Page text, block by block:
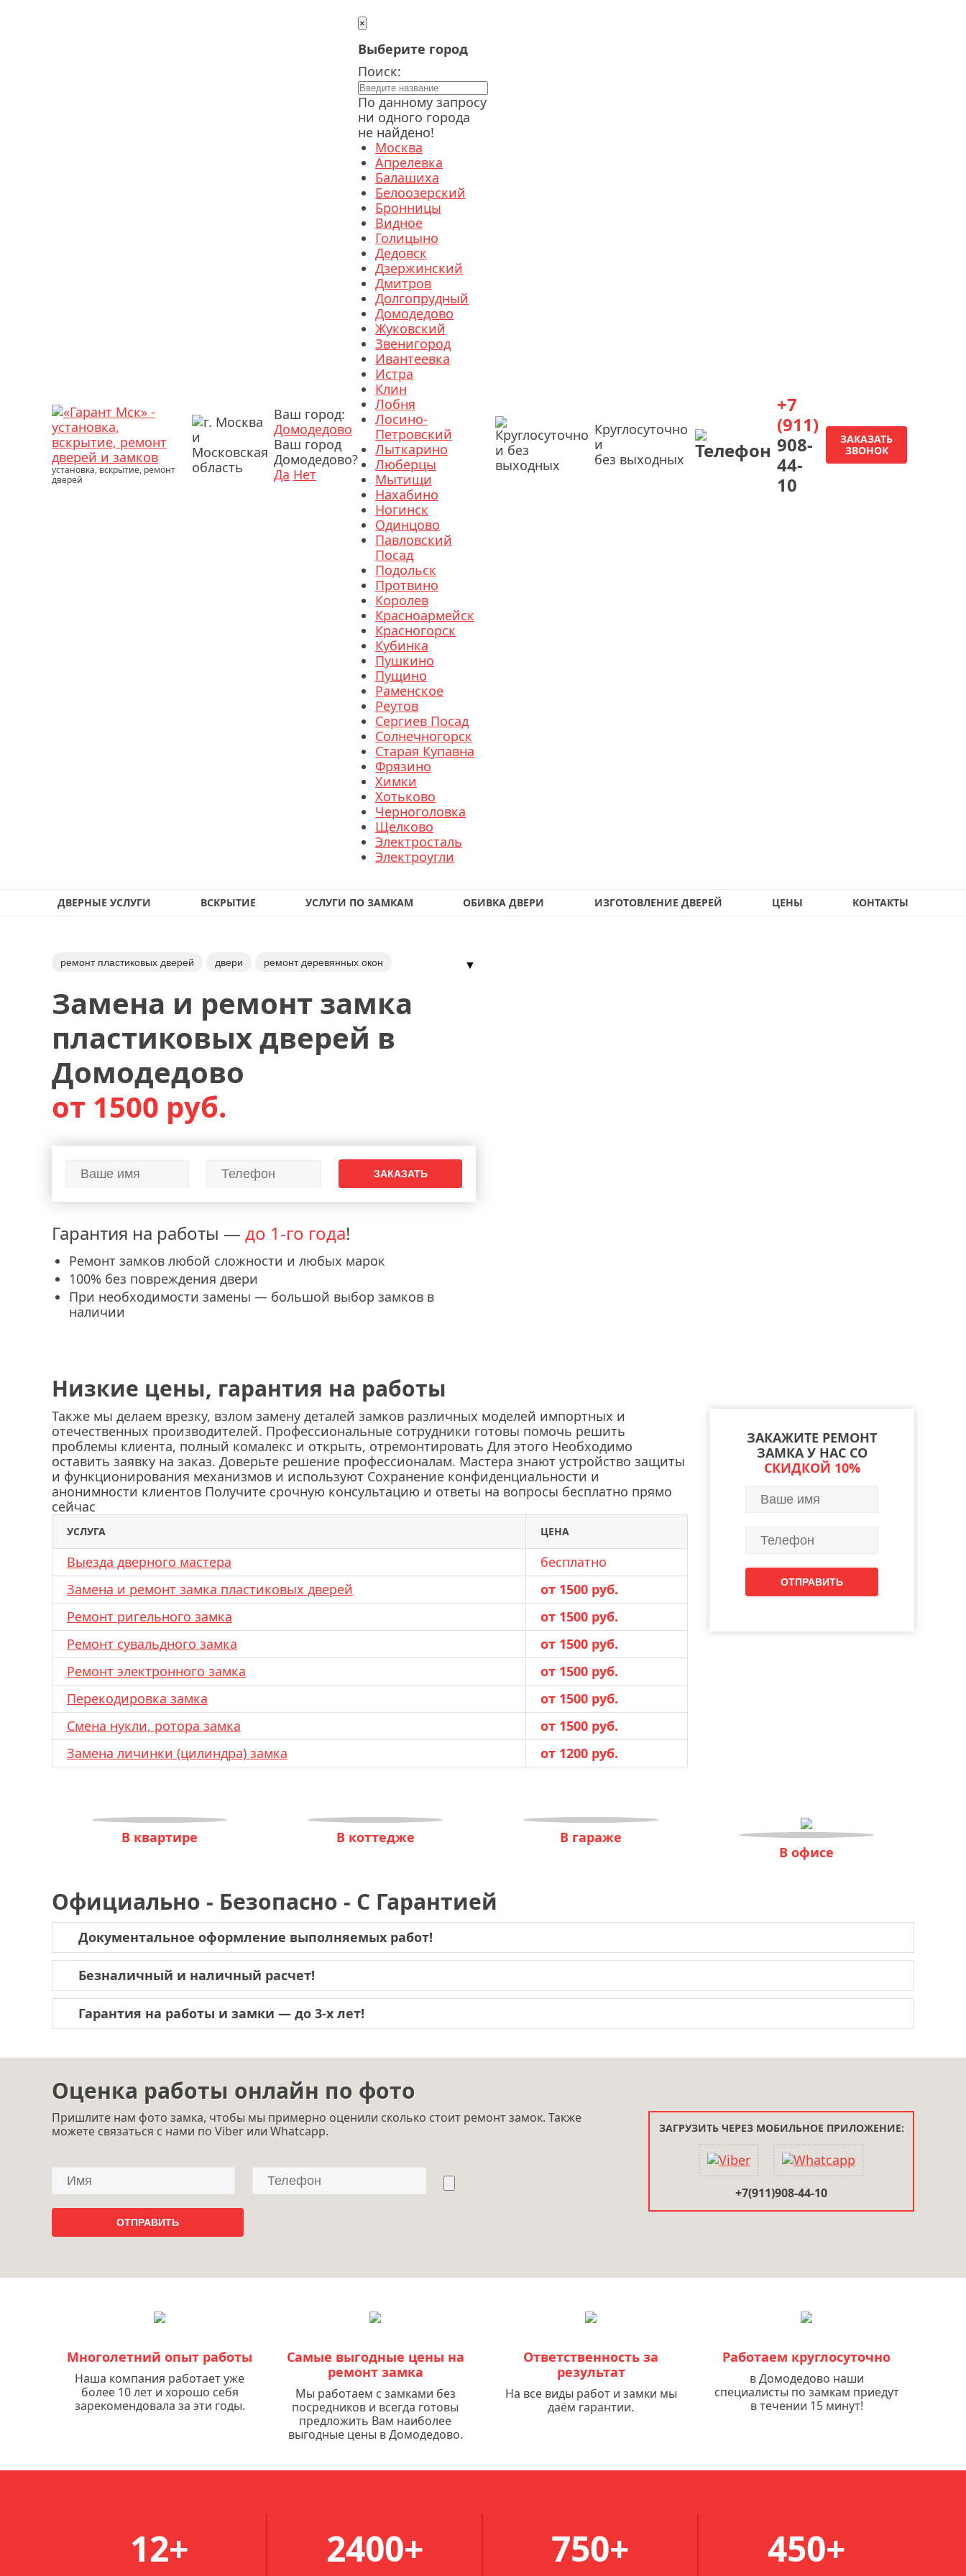
установка, вскрытие, ремонт
дверей
Ваш город:
Домодедово
Ваш город
Домодедово?
Да Нет
×
Выберите город
Поиск:
По данному запросу
ни одного города
не найдено!
Москва
Апрелевка
Балашиха
Белоозерский
Бронницы
Видное
Голицыно
Дедовск
Дзержинский
Дмитров
Долгопрудный
Домодедово
Жуковский
Звенигород
Ивантеевка
Истра
Клин
Лобня
Лосино-
Петровский
Лыткарино
Люберцы
Мытищи
Нахабино
Ногинск
Одинцово
Павловский
Посад
Подольск
Протвино
Королев
Красноармейск
Красногорск
Кубинка
Пушкино
Пущино
Раменское
Реутов
Сергиев Посад
Солнечногорск
Старая Купавна
Фрязино
Химки
Хотьково
Черноголовка
Щелково
Электросталь
Электроугли
Круглосуточно
и
без выходных
+7
(911)
908-
44-
10
ЗАКАЗАТЬ
ЗВОНОК
ДВЕРНЫЕ УСЛУГИ ВСКРЫТИЕ УСЛУГИ ПО ЗАМКАМ ОБИВКА ДВЕРИ ИЗГОТОВЛЕНИЕ ДВЕРЕЙ ЦЕНЫ КОНТАКТЫ
ремонт пластиковых дверей двери
ремонт деревянных окон
▼
Замена и ремонт замка
пластиковых дверей в
Домодедово
от 1500 руб.
Гарантия на работы — до 1-го года!
Ремонт замков любой сложности и любых марок
100% без повреждения двери
При необходимости замены — большой выбор замков в
наличии
Низкие цены, гарантия на работы
Также мы делаем врезку, взлом замену деталей замков различных моделей импортных и
отечественных производителей. Профессиональные сотрудники готовы помочь решить
проблемы клиента, полный комалекс и открыть, отремонтировать Для этого Необходимо
оставить заявку на заказ. Доверьте решение профессионалам. Мастера знают устройство защиты
и функционирования механизмов и используют Сохранение конфиденциальности и
анонимности клиентов Получите срочную консультацию и ответы на вопросы бесплатно прямо
сейчас
УСЛУГА ЦЕНА
Выезда дверного мастера
бесплатно
Замена и ремонт замка пластиковых дверей
от 1500 руб.
Ремонт ригельного замка
от 1500 руб.
Ремонт сувальдного замка
от 1500 руб.
Ремонт электронного замка
от 1500 руб.
Перекодировка замка
от 1500 руб.
Смена нукли, ротора замка
от 1500 руб.
Замена личинки (цилиндра) замка
от 1200 руб.
ЗАКАЖИТЕ РЕМОНТ
ЗАМКА У НАС СО
СКИДКОЙ 10%
В квартире В коттедже
В гараже
В офисе
Официально - Безопасно - С Гарантией
Документальное оформление выполняемых работ!
Безналичный и наличный расчет!
Гарантия на работы и замки — до 3-х лет!
Оценка работы онлайн по фото
Пришлите нам фото замка, чтобы мы примерно оценили сколько стоит ремонт замок. Также
можете связаться с нами по Viber или Whatcapp.
ЗАГРУЗИТЬ ЧЕРЕЗ МОБИЛЬНОЕ ПРИЛОЖЕНИЕ:
+7(911)908-44-10
Многолетний опыт работы
Наша компания работает уже
более 10 лет и хорошо себя
зарекомендовала за эти годы.
Самые выгодные цены на
ремонт замка
Мы работаем с замками без
посредников и всегда готовы
предложить Вам наиболее
выгодные цены в Домодедово.
Ответственность за
результат
На все виды работ и замки мы
даём гарантии.
Работаем круглосуточно
в Домодедово наши
специалисты по замкам приедут
в течении 15 минут!
12+ 2400+ 750+ 450+